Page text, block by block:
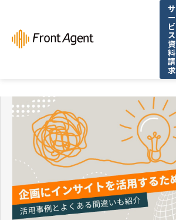
サ
ー
ビ
ス
資
料
請
求
よくあるご質問
イベント・セミナー
お役立ち資料一覧
お役立ち記事・コラム